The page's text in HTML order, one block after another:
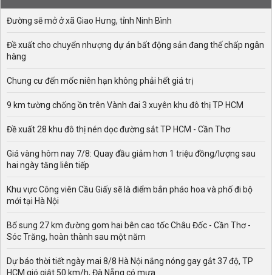
Đường sẽ mở ở xã Giao Hưng, tỉnh Ninh Bình
Đề xuất cho chuyển nhượng dự án bất động sản đang thế chấp ngân
hàng
Chung cư đến mốc niên hạn không phải hết giá trị
9 km tường chống ồn trên Vành đai 3 xuyên khu đô thị TP HCM
Đề xuất 28 khu đô thị nén dọc đường sắt TP HCM - Cần Thơ
Giá vàng hôm nay 7/8: Quay đầu giảm hơn 1 triệu đồng/lượng sau
hai ngày tăng liên tiếp
Khu vực Công viên Cầu Giấy sẽ là điểm bắn pháo hoa và phố đi bộ
mới tại Hà Nội
Bổ sung 27 km đường gom hai bên cao tốc Châu Đốc - Cần Thơ -
Sóc Trăng, hoàn thành sau một năm
Dự báo thời tiết ngày mai 8/8 Hà Nội nắng nóng gay gắt 37 độ, TP
HCM gió giật 50 km/h, Đà Nẵng có mưa